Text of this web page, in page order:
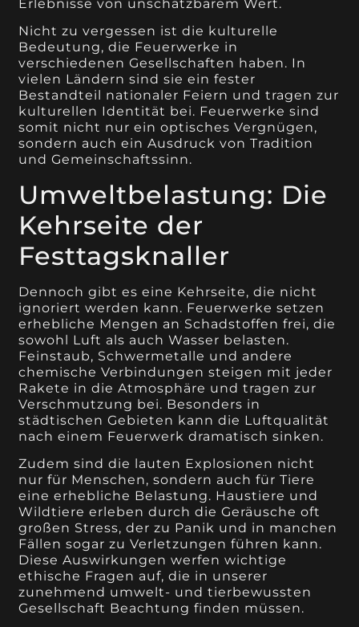
Erlebnisse von unschätzbarem Wert.
Nicht zu vergessen ist die kulturelle
Bedeutung, die Feuerwerke in
verschiedenen Gesellschaften haben. In
vielen Ländern sind sie ein fester
Bestandteil nationaler Feiern und tragen zur
kulturellen Identität bei. Feuerwerke sind
somit nicht nur ein optisches Vergnügen,
sondern auch ein Ausdruck von Tradition
und Gemeinschaftssinn.
Umweltbelastung: Die
Kehrseite der
Festtagsknaller
Dennoch gibt es eine Kehrseite, die nicht
ignoriert werden kann. Feuerwerke setzen
erhebliche Mengen an Schadstoffen frei, die
sowohl Luft als auch Wasser belasten.
Feinstaub, Schwermetalle und andere
chemische Verbindungen steigen mit jeder
Rakete in die Atmosphäre und tragen zur
Verschmutzung bei. Besonders in
städtischen Gebieten kann die Luftqualität
nach einem Feuerwerk dramatisch sinken.
Zudem sind die lauten Explosionen nicht
nur für Menschen, sondern auch für Tiere
eine erhebliche Belastung. Haustiere und
Wildtiere erleben durch die Geräusche oft
großen Stress, der zu Panik und in manchen
Fällen sogar zu Verletzungen führen kann.
Diese Auswirkungen werfen wichtige
ethische Fragen auf, die in unserer
zunehmend umwelt- und tierbewussten
Gesellschaft Beachtung finden müssen.